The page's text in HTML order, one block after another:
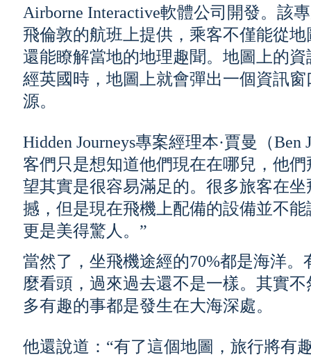
Airborne Interactive軟體公司開發。該
飛倫敦的航班上提供，乘客不僅能從
還能瞭解當地的地理趣聞。地圖上的
經英國時，地圖上就會彈出一個資訊
源。
Hidden Journeys專案經理本·賈曼（
客們只是想知道他們現在在哪兒，他
望其實是很容易滿足的。很多旅客在
撼，但是現在飛機上配備的設備並不
更是美得驚人。”
當然了，坐飛機途經的70%都是海洋
麼看頭，過來過去還不是一樣。其實
多有趣的事都是發生在大海深處。
他還說道：“有了這個地圖，旅行將有